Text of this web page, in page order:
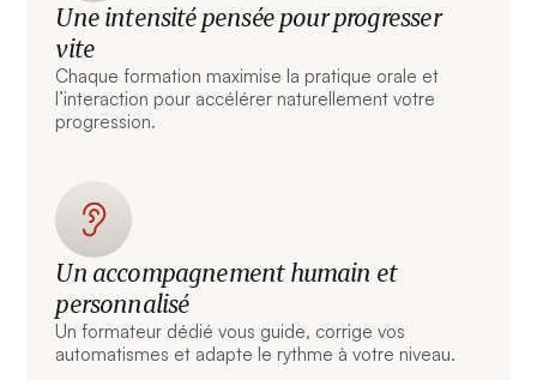
Une intensité pensée pour progresser
vite
Chaque formation maximise la pratique orale et
l’interaction pour accélérer naturellement votre
progression.
Un accompagnement humain et
personnalisé
Un formateur dédié vous guide, corrige vos
automatismes et adapte le rythme à votre niveau.